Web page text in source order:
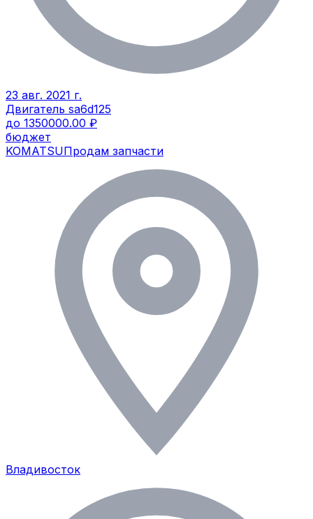
23 авг. 2021 г.
Двигатель sa6d125
до 1350000.00 ₽
бюджет
KOMATSUПродам запчасти
Владивосток